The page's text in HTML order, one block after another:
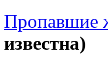
Пропавшие
известна)